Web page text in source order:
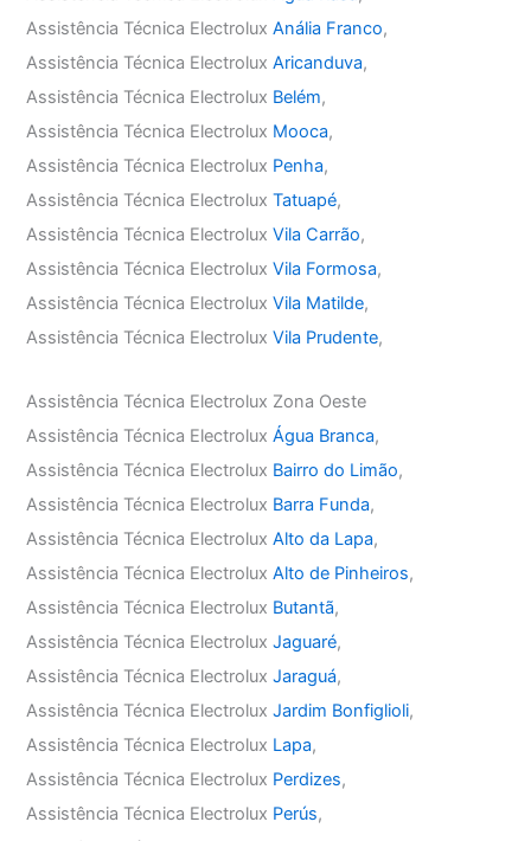
Assistência Técnica ElectroluxAnália Franco,
Assistência Técnica ElectroluxAricanduva,
Assistência Técnica Electrolux Belém,
Assistência Técnica Electrolux Mooca,
Assistência Técnica Electrolux Penha,
Assistência Técnica ElectroluxTatuapé,
Assistência Técnica ElectroluxVila Carrão,
Assistência Técnica ElectroluxVila Formosa,
Assistência Técnica ElectroluxVila Matilde,
Assistência Técnica ElectroluxVila Prudente,
Assistência Técnica Electrolux Zona Oeste
Assistência Técnica ElectroluxÁgua Branca,
Assistência Técnica Electrolux Bairro do Limão,
Assistência Técnica Electrolux Barra Funda,
Assistência Técnica ElectroluxAlto da Lapa,
Assistência Técnica ElectroluxAlto de Pinheiros,
Assistência Técnica Electrolux Butantã,
Assistência Técnica ElectroluxJaguaré,
Assistência Técnica ElectroluxJaraguá,
Assistência Técnica ElectroluxJardim Bonfiglioli,
Assistência Técnica Electrolux Lapa,
Assistência Técnica Electrolux Perdizes,
Assistência Técnica Electrolux Perús,